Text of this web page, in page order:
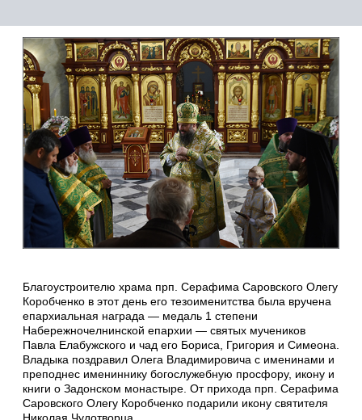
Благоустроителю храма прп. Серафима Саровского Олегу
Коробченко в этот день его тезоименитства была вручена
епархиальная награда — медаль 1 степени
Набережночелнинской епархии — святых мучеников
Павла Елабужского и чад его Бориса, Григория и Симеона.
Владыка поздравил Олега Владимировича с именинами и
преподнес имениннику богослужебную просфору, икону и
книги о Задонском монастыре. От прихода прп. Серафима
Саровского Олегу Коробченко подарили икону святителя
Николая Чудотворца.